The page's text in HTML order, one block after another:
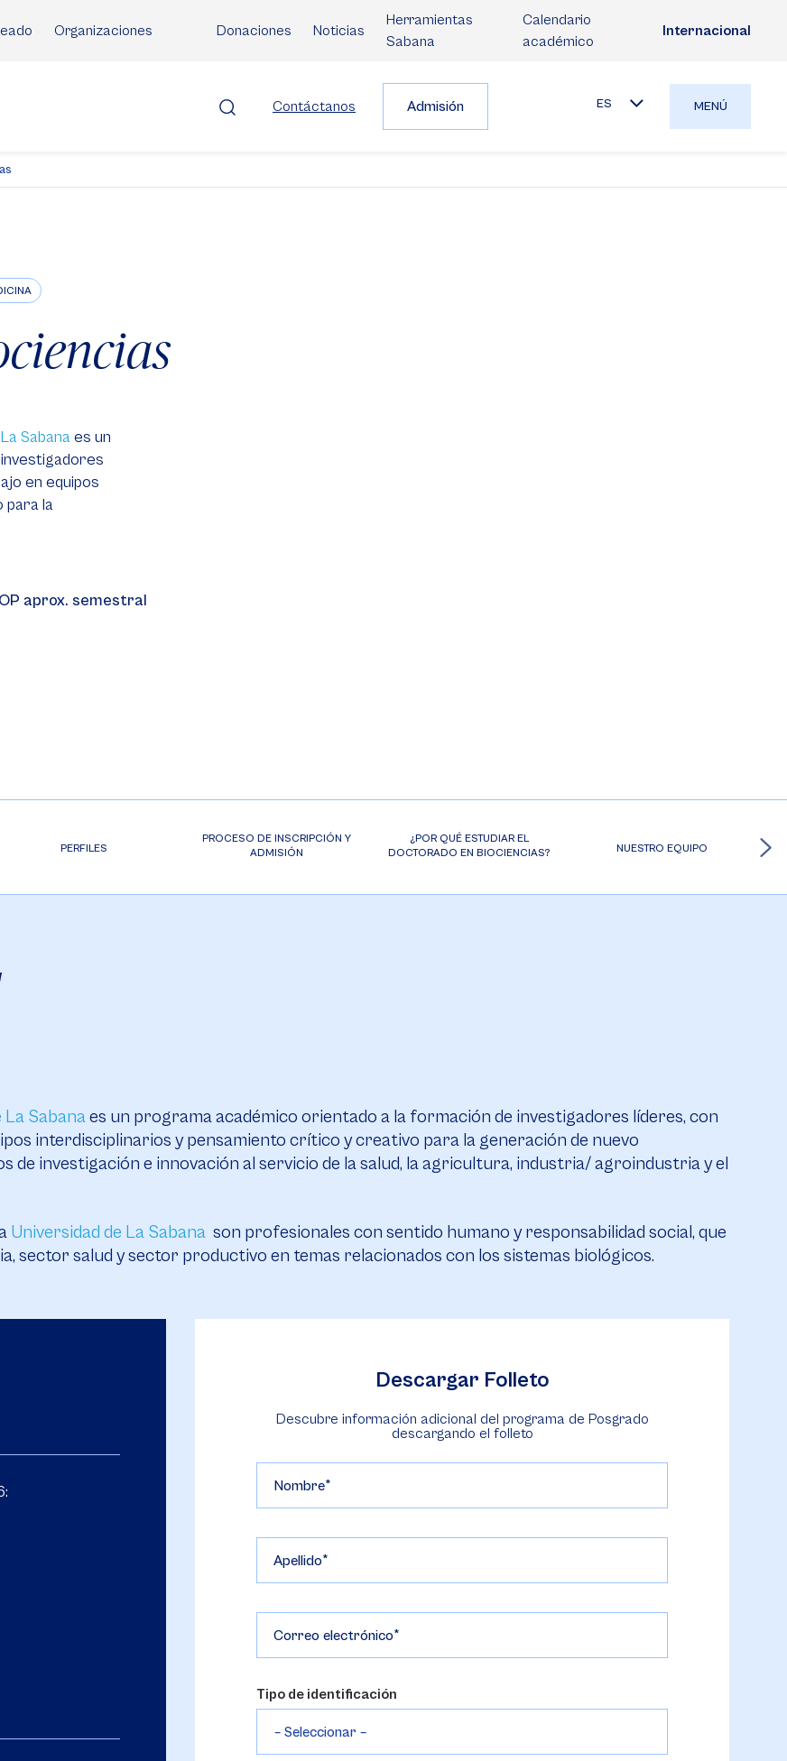
Organizaciones Donaciones Noticias
Herramientas
Sabana
Calendario
académico
Internacional
Contáctanos Admisión ES MENÚ
Sabanaes un
en equipos
para la
aprox. semestral
PERFILES
PROCESO DE INSCRIPCIÓN Y
ADMISIÓN
¿POR QUÉ ESTUDIAR EL
DOCTORADO EN BIOCIENCIAS?
NUESTRO EQUIPO
La Sabanaes un programa académico orientado a la formación de investigadores líderes, con
interdisciplinarios y pensamiento crítico y creativo para la generación de nuevo
de investigación e innovación al servicio de la salud, la agricultura, industria/ agroindustria y el
Universidad de La Sabana son profesionales con sentido humano y responsabilidad social, que
sector salud y sector productivo en temas relacionados con los sistemas biológicos.
Descargar Folleto
Descubre información adicional del programa de Posgrado
descargando el folleto
Nombre
Apellido
Correo electrónico
Tipo de identificación